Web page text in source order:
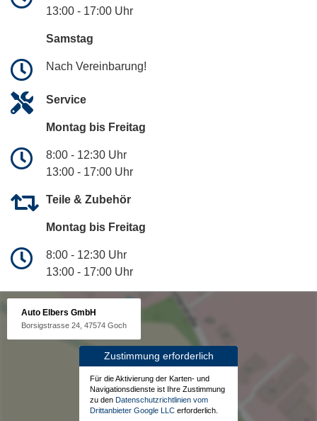
13:00 - 17:00 Uhr
Samstag
Nach Vereinbarung!
Service
Montag bis Freitag
8:00 - 12:30 Uhr
13:00 - 17:00 Uhr
Teile & Zubehör
Montag bis Freitag
8:00 - 12:30 Uhr
13:00 - 17:00 Uhr
Auto Elbers GmbH
Borsigstrasse 24, 47574 Goch
Zustimmung erforderlich
Für die Aktivierung der Karten- und
Navigationsdienste ist Ihre Zustimmung
zu den Datenschutzrichtlinien vom
Drittanbieter Google LLC erforderlich.